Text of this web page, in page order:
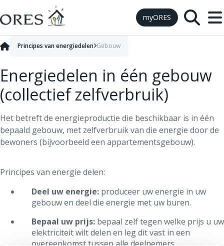
Skip to Content
myORES
Energiedelen in één gebouw
(collectief zelfverbruik)
Het betreft de energieproductie die beschikbaar is in één
bepaald gebouw, met zelfverbruik van die energie door de
bewoners (bijvoorbeeld een appartementsgebouw).
Principes van energiedelen Gebouw
Principes van energie delen:
Deel uw energie: produceer uw energie in uw
gebouw en deel die energie met uw buren.
Bepaal uw prijs: bepaal zelf tegen welke prijs u uw
elektriciteit wilt delen en leg dit vast in een
overeenkomst tussen alle deelnemers.